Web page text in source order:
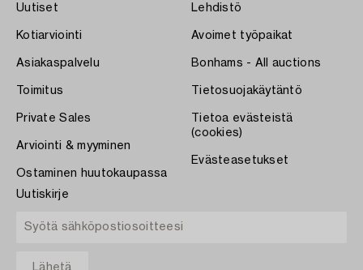
Uutiset
Kotiarviointi
Asiakaspalvelu
Toimitus
Private Sales
Arviointi & myyminen
Ostaminen huutokaupassa
Lehdistö
Avoimet työpaikat
Bonhams - All auctions
Tietosuojakäytäntö
Tietoa evästeistä
(cookies)
Evästeasetukset
Uutiskirje